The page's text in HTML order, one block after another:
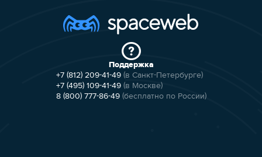
Поддержка
+7 (812) 209-41-49 (в Санкт-Петербурге)
+7 (495) 109-41-49 (в Москве)
8 (800) 777-86-49 (бесплатно по России)